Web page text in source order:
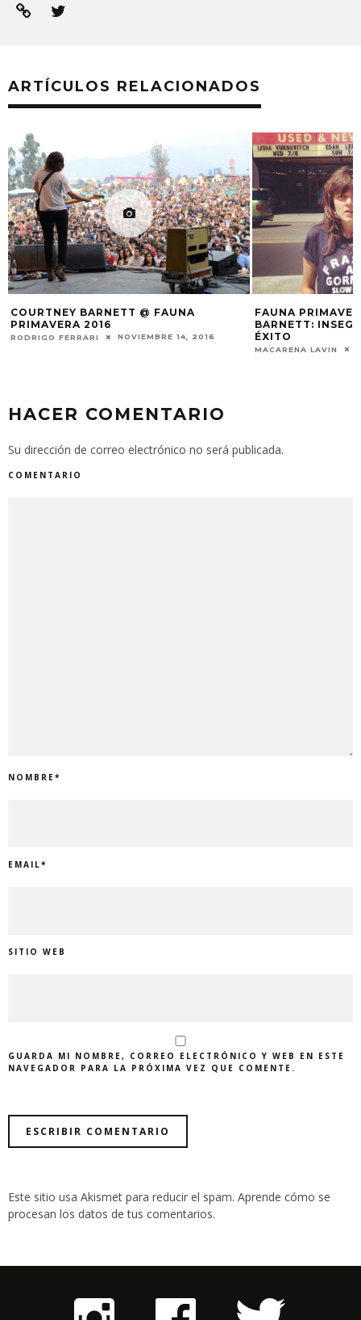
ARTÍCULOS RELACIONADOS
COURTNEY BARNETT @ FAUNA
PRIMAVERA 2016
RODRIGO FERRARI NOVIEMBRE 14, 2016
FAUNA
BARNETT:
ÉXITO
MACARENA LAVIN
HACER COMENTARIO
Su dirección de correo electrónico no será publicada.
COMENTARIO
NOMBRE*
EMAIL*
SITIO WEB
GUARDA MI NOMBRE, CORREO ELECTRÓNICO Y WEB EN ESTE
NAVEGADOR PARA LA PRÓXIMA VEZ QUE COMENTE.
Este sitio usa Akismet para reducir el spam. Aprende cómo se
procesan los datos de tus comentarios.